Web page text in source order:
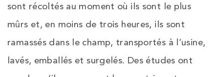
sont récoltés au moment où ils sont le plus
mûrs et, en moins de trois heures, ils sont
ramassés dans le champ, transportés à l’usine,
lavés, emballés et surgelés. Des études ont